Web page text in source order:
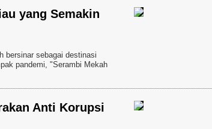
yang Semakin
bersinar sebagai destinasi
pandemi, "Serambi Mekah
Anti Korupsi